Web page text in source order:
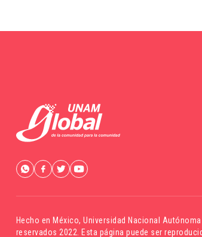
Hecho en México,Universidad Nacional
reservados 2022. Esta página puede ser